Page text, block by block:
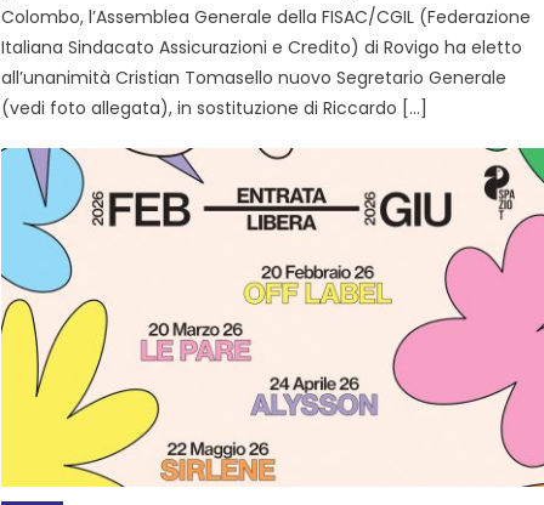
Colombo, l’Assemblea Generale della FISAC/CGIL (Federazione
Italiana Sindacato Assicurazioni e Credito) di Rovigo ha eletto
all’unanimità Cristian Tomasello nuovo Segretario Generale
(vedi foto allegata), in sostituzione di Riccardo […]